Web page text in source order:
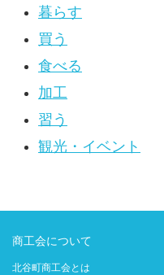
暮らす
買う
食べる
加工
習う
観光・イベント
商工会について
北谷町商工会とは